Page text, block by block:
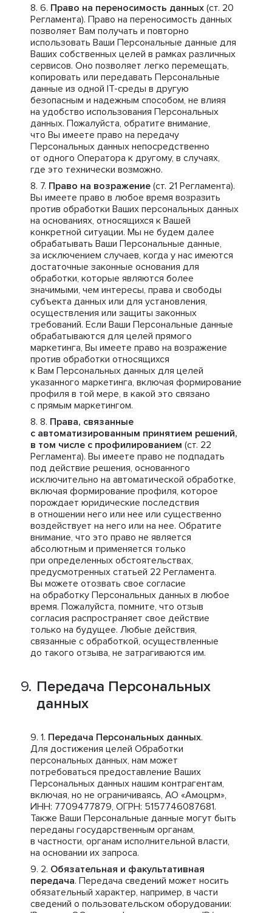
Право на переносимость данных (ст. 20
Регламента). Право на переносимость данных
позволяет Вам получать и повторно
использовать Ваши Персональные данные для
Ваших собственных целей в рамках различных
сервисов. Оно позволяет легко перемещать,
копировать или передавать Персональные
данные из одной IT-среды в другую
безопасным и надежным способом, не влияя
на удобство использования Персональных
данных. Пожалуйста, обратите внимание,
что Вы имеете право на передачу
Персональных данных непосредственно
от одного Оператора к другому, в случаях,
где это технически возможно.
Право на возражение (ст. 21 Регламента).
Вы имеете право в любое время возразить
против обработки Ваших персональных данных
на основаниях, относящихся к Вашей
конкретной ситуации. Мы не будем далее
обрабатывать Ваши Персональные данные,
за исключением случаев, когда у нас имеются
достаточные законные основания для
обработки, которые являются более
значимыми, чем интересы, права и свободы
субъекта данных или для установления,
осуществления или защиты законных
требований. Если Ваши Персональные данные
обрабатываются для целей прямого
маркетинга, Вы имеете право на возражение
против обработки относящихся
к Вам Персональных данных для целей
указанного маркетинга, включая формирование
профиля в той мере, в какой это связано
с прямым маркетингом.
Права, связанные
с автоматизированным принятием решений,
в том числе с профилированием (ст. 22
Регламента). Вы имеете право не подпадать
под действие решения, основанного
исключительно на автоматической обработке,
включая формирование профиля, которое
порождает юридические последствия
в отношении него или нее или существенно
воздействует на него или на нее. Обратите
внимание, что это право не является
абсолютным и применяется только
при определенных обстоятельствах,
предусмотренных статьей 22 Регламента.
Вы можете отозвать свое согласие
на обработку Персональных данных в любое
время. Пожалуйста, помните, что отзыв
согласия распространяет свое действие
только на будущее. Любые действия,
связанные с обработкой, осуществленные
до такого отзыва, не затрагиваются им.
Передача Персональных
данных
Передача Персональных данных.
Для достижения целей Обработки
персональных данных, нам может
потребоваться предоставление Ваших
Персональных данных нашим контрагентам,
включая, но не ограничиваясь, АО «Амоцрм»,
ИНН: 7709477879, ОГРН: 5157746087681.
Также Ваши Персональные данные могут быть
переданы государственным органам,
в частности, органам исполнительной власти,
на основании их запроса.
Обязательная и факультативная
передача. Передача сведений может носить
обязательный характер, например, в части
сведений о пользовательском оборудовании: